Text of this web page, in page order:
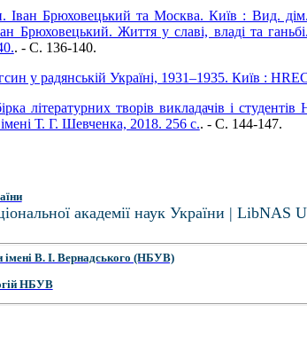
Іван Брюховецький та Москва. Київ : Вид.
Брюховецький. Життя у славі, владі та
. - C. 136-140.
у радянській Україні, 1931–1935. Київ :
літературних творів викладачів і студентів
Т. Г. Шевченка, 2018. 256 с.. - C. 144-147.
академії наук України | LibNAS
імені В. І. Вернадського (НБУВ)
НБУВ